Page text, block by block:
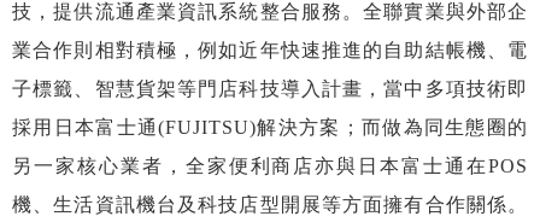
技，提供流通產業資訊系統整合服務。全聯實業與外部企
業合作則相對積極，例如近年快速推進的自助結帳機、電
子標籤、智慧貨架等門店科技導入計畫，當中多項技術即
採用日本富士通(FUJITSU)解決方案；而做為同生態圈的
另一家核心業者，全家便利商店亦與日本富士通在POS
機、生活資訊機台及科技店型開展等方面擁有合作關係。